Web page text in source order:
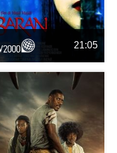
21:05